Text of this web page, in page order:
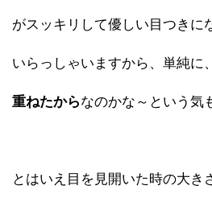
がスッキリして優しい目つきに
いらっしゃいますから、単純に、
重ねたからなのかな～という気
とはいえ目を見開いた時の大き